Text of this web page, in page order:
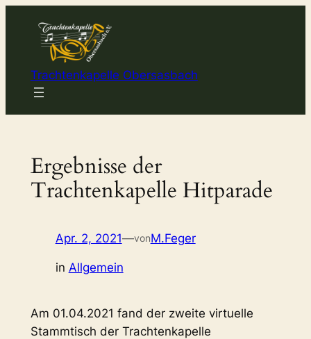
springen
Trachtenkapelle Obersasbach
Ergebnisse der
Trachtenkapelle Hitparade
Apr. 2, 2021—vonM.Feger
in Allgemein
Am 01.04.2021 fand der zweite virtuelle
Stammtisch der Trachtenkapelle